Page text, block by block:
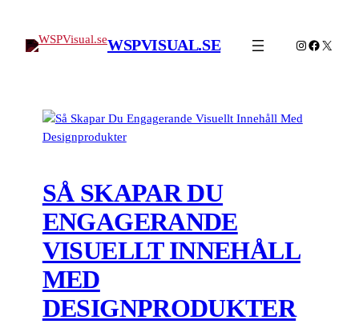
WSPVISUAL.SE Instagram
Facebook
X
SÅ SKAPAR DU
ENGAGERANDE
VISUELLT INNEHÅLL
MED
DESIGNPRODUKTER